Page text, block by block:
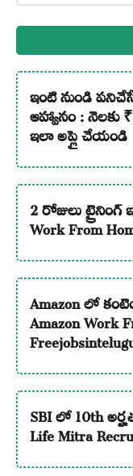
ఇంటి నుండి
ఆహ్వానం : నెలకు
ఇలా అప్లై చేయండి
2 రోజులు
Work From
Amazon లో
Amazon Work
SBI లో 10th
Life Mitra